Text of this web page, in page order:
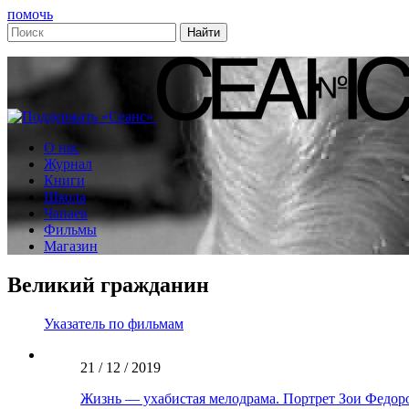
помочь
О нас
Журнал
Книги
Школа
Чапаев
Фильмы
Магазин
Великий гражданин
Указатель по фильмам
21 / 12 / 2019
Жизнь — ухабистая мелодрама. Портрет Зои